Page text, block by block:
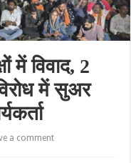
में विवाद, 2
में सुअर
a comment